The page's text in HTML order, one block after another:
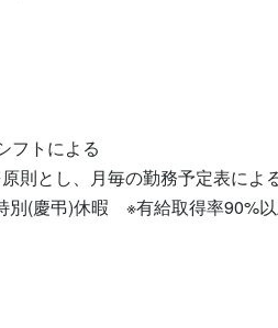
フトによる
則とし、月毎の勤務予定表によ
(慶弔)休暇　※有給取得率90%